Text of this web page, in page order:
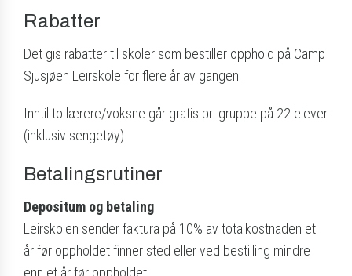
Rabatter
Det gis rabatter til skoler som bestiller opphold på Camp
Sjusjøen Leirskole for flere år av gangen.
Inntil to lærere/voksne går gratis pr. gruppe på 22 elever
(inklusiv sengetøy).
Betalingsrutiner
Depositum og betaling
Leirskolen sender faktura på 10% av totalkostnaden et
år før oppholdet finner sted eller ved bestilling mindre
enn et år før oppholdet.